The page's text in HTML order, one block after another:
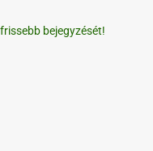
bejegyzését!